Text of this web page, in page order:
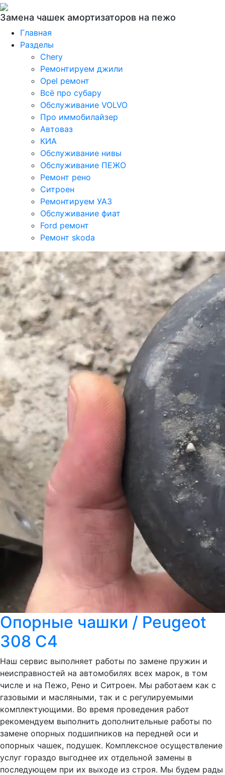
Замена чашек амортизаторов на пежо
Главная
Разделы
Chery
Ремонтируем джили
Opel ремонт
Всё про субару
Обслуживание VOLVO
Про иммобилайзер
Автоваз
КИА
Обслуживание нивы
Обслуживание ПЕЖО
Ремонт рено
Ситроен
Ремонтируем УАЗ
Обслуживание фиат
Ford ремонт
Ремонт skoda
Опорные чашки / Peugeot
308 C4
Наш сервис выполняет работы по замене пружин и
неисправностей на автомобилях всех марок, в том
числе и на Пежо, Рено и Ситроен. Мы работаем как с
газовыми и масляными, так и с регулируемыми
комплектующими. Во время проведения работ
рекомендуем выполнить дополнительные работы по
замене опорных подшипников на передней оси и
опорных чашек, подушек. Комплексное осуществление
услуг гораздо выгоднее их отдельной замены в
последующем при их выходе из строя. Мы будем рады